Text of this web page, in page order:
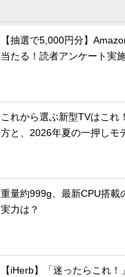
【抽選で5,000円分】
当たる！読者アンケート実
これから選ぶ新型TVはこれ
方と、2026年夏の一押しモ
重量約999g、最新CPU搭載
実力は？
【iHerb】「迷ったらこれ